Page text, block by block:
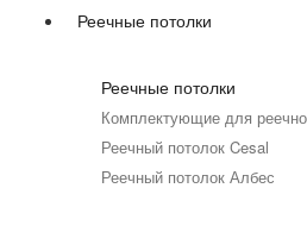
Реечные потолки
Реечные потолки
Комплектующие для
Реечный потолок Cesal
Реечный потолок Албес